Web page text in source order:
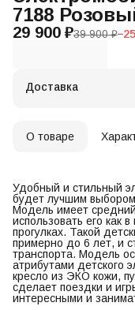
7188
29 900 ₽39 900 ₽−25
Доставка
О товаре
Удобный и стильный
будет лучшим
Модель имеет средний
использовать его как
прогулках. Такой
примерно до 6 лет, и
транспорта. Модель
атрибутами детского
кресло из ЭКО кожи,
сделает поездки и
интересными и